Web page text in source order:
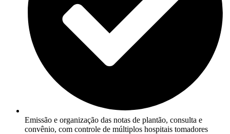
Emissão e organização das notas de plantão, consulta e
convênio, com controle de múltiplos hospitais tomadores